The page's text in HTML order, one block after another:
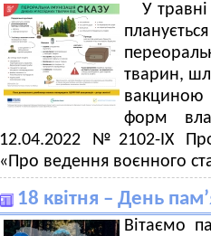
У
тварин,
вакциною
форм
12.04.2022 №2102-ІХ
«Про ведення воєнного
18 квітня – День
Вітаємо